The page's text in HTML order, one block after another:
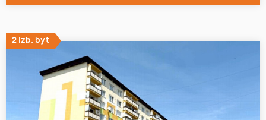
2 izb. byt